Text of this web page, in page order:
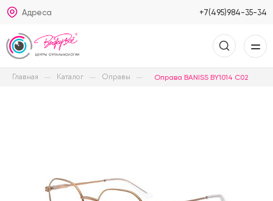
Адреса +7(495)984-35-34
Главная Каталог Оправы Оправа BANISS BY1014 C02